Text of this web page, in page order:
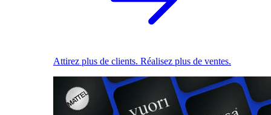
Attirez plus de clients. Réalisez plus de ventes.